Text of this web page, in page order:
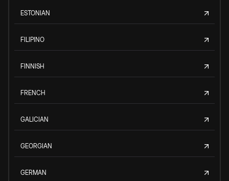
ESTONIAN
FILIPINO
FINNISH
FRENCH
GALICIAN
GEORGIAN
GERMAN